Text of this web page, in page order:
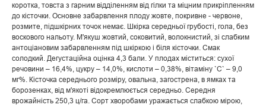
коротка, товста з гарним відділенням від гілки та міцним прикріпленням
до кісточки. Основне забарвлення плоду жовте, покривне - червоне,
розмите, підшкірних точок немає. Шкірка середньої грубості, гола, без
воскового нальоту. М'якуш жовтий, соковитий, волокнистий, зі слабким
антоціановим забарвленням під шкіркою і біля кісточки. Смак
солодкий. Дегустаційна оцінка 4,3 бали. У плодах міститься: сухої
речовини – 16,4%, цукру – 14,0%, кислоти – 0,38%, вітаміну `С` – 9,0
мг%. Кісточка середнього розміру, овальна, загострена, в ямках та
борозенках, від м'якоті відокремлюється середньо. Середня
врожайність 250,3 ц/га. Сорт хворобами уражається слабкою мірою,